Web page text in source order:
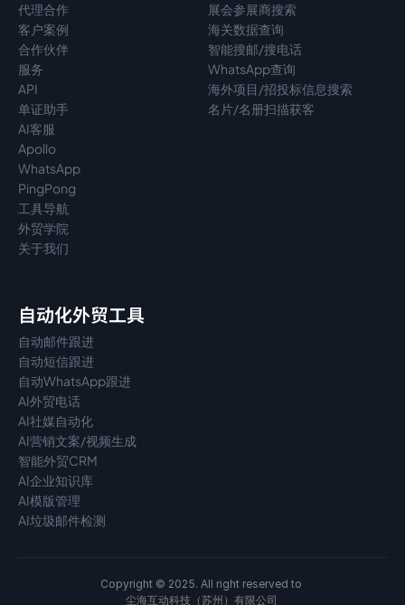
代理合作
客户案例
合作伙伴
服务
API
单证助手
AI客服
Apollo
WhatsApp
PingPong
工具导航
外贸学院
关于我们
展会参展商搜索
海关数据查询
智能搜邮/搜电话
WhatsApp查询
海外项目/招投标信息搜索
名片/名册扫描获客
自动化外贸工具
自动邮件跟进
自动短信跟进
自动WhatsApp跟进
AI外贸电话
AI社媒自动化
AI营销文案/视频生成
智能外贸CRM
AI企业知识库
AI模版管理
AI垃圾邮件检测
Copyright © 2025. All right reserved to
尘海互动科技（苏州）有限公司